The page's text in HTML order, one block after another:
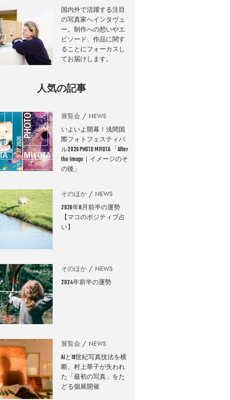
国内外で活躍する注目
の写真家へインタヴュ
ー。制作への想いやエ
ピソード、作品に関す
ることにフォーカスし
てお届けします。
人気の記事
展覧会 NEWS
いよいよ開幕！浅間国
際フォトフェスティバ
ル2026 PHOTO MIYOTA 「After
the Image｜イメージのそ
の後」
そのほか NEWS
2026年8月前半の運勢
【マコのポジティブ占
い】
そのほか NEWS
2024年前半の運勢
展覧会 NEWS
AIと19世紀写真技法を横
断。村上華子が失われ
た「最初の写真」をた
どる個展開催